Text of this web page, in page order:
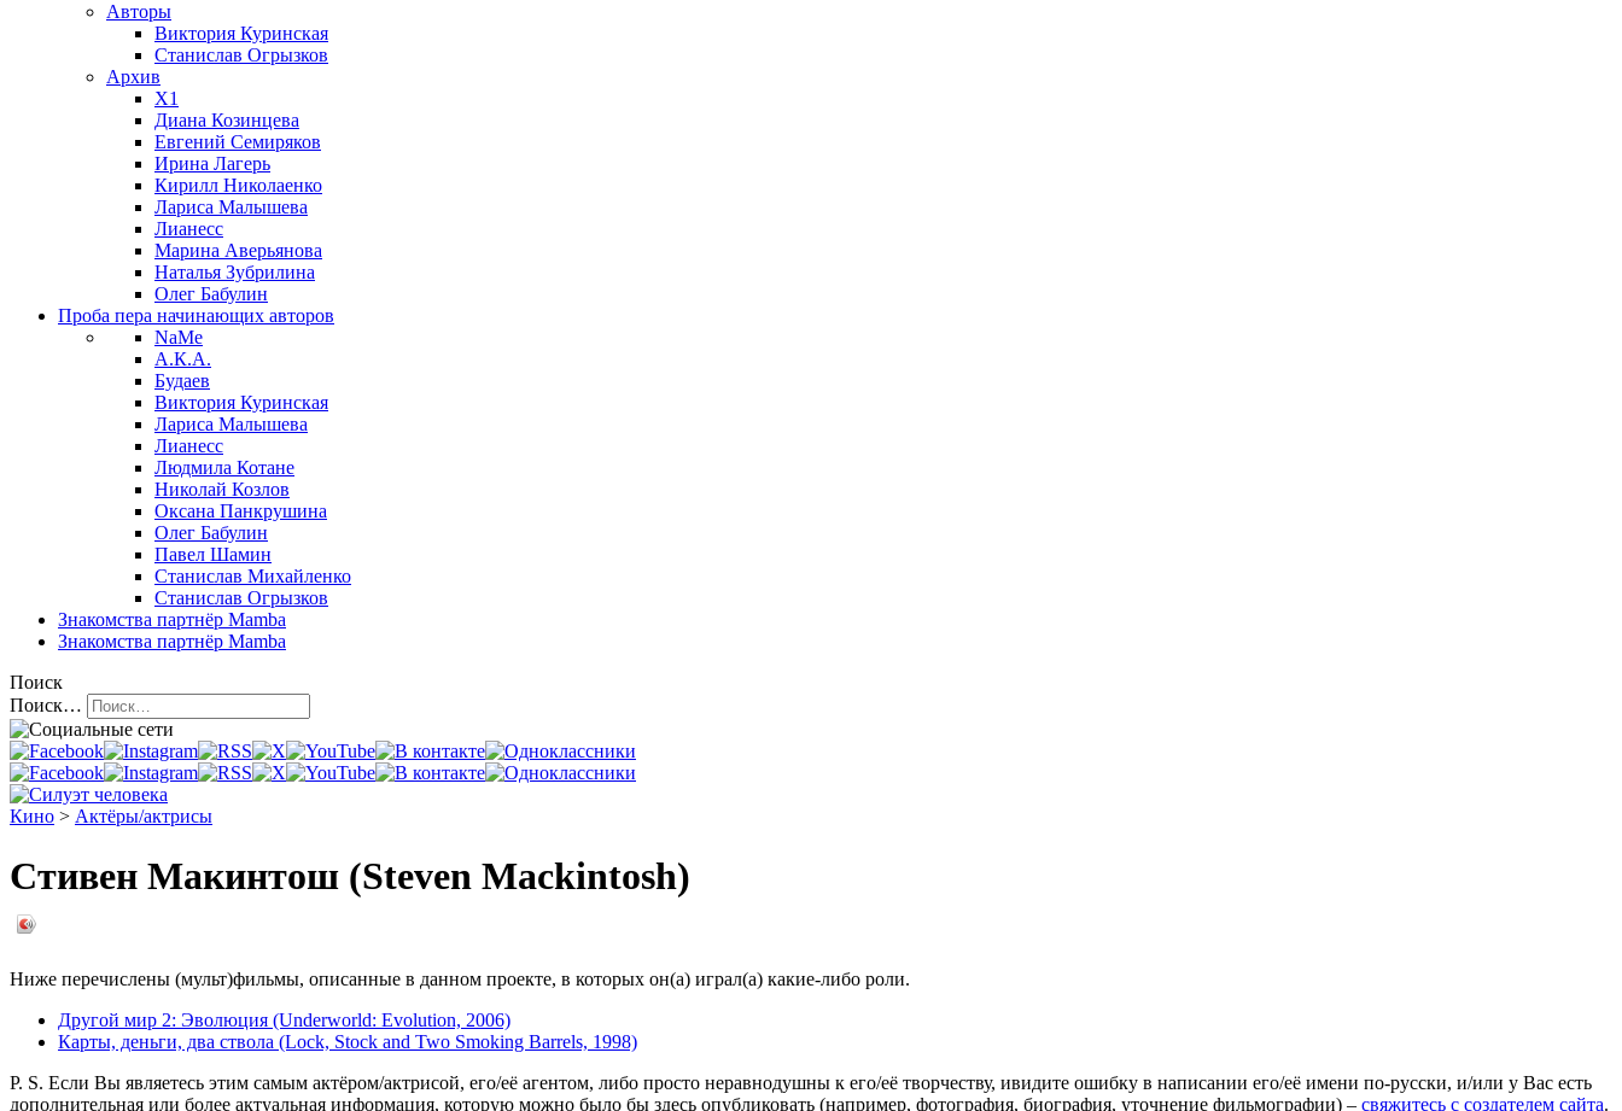
Авторы
Виктория Куринская
Станислав Огрызков
Архив
X1
Диана Козинцева
Евгений Семиряков
Ирина Лагерь
Кирилл Николаенко
Лариса Малышева
Лианесс
Марина Аверьянова
Наталья Зубрилина
Олег Бабулин
Проба пера начинающих авторов
NaMe
А.К.А.
Будаев
Виктория Куринская
Лариса Малышева
Лианесс
Людмила Котане
Николай Козлов
Оксана Панкрушина
Олег Бабулин
Павел Шамин
Станислав Михайленко
Станислав Огрызков
Знакомства партнёр Mamba
Знакомства партнёр Mamba
Поиск
Поиск…
Кино > Актёры/актрисы
Стивен Макинтош (Steven Mackintosh)
Ниже перечислены (мульт)фильмы, описанные в данном проекте, в которых он(а) играл(а) какие-либо роли.
Другой мир 2: Эволюция (Underworld: Evolution, 2006)
Карты, деньги, два ствола (Lock, Stock and Two Smoking Barrels, 1998)
P. S. Если Вы являетесь этим самым актёром/актрисой, его/её агентом, либо просто неравнодушны к его/её творчеству, ивидите ошибку в написании его/её имени по-русски, и/или у Вас есть
дополнительная или более актуальная информация, которую можно было бы здесь опубликовать (например, фотография, биография, уточнение фильмографии) – свяжитесь с создателем сайта.